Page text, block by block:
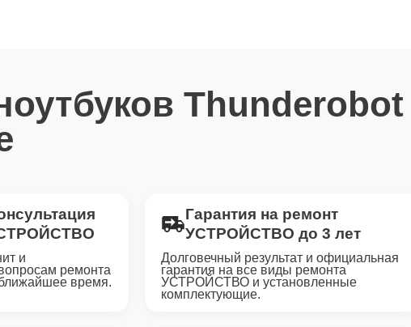
Thunderobot
и
ремонта
время.
Гарантия на ремонт
УСТРОЙСТВО до 3 лет
Долговечный результат и официальная
гарантия на все виды ремонта
УСТРОЙСТВО и установленные
комплектующие.